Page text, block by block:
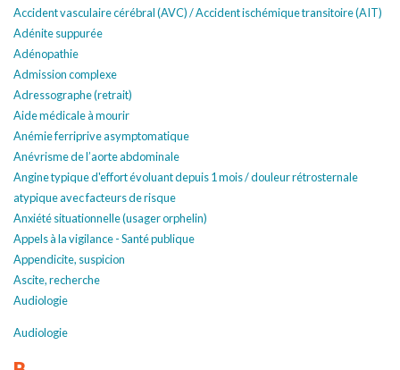
Accident vasculaire cérébral (AVC) / Accident ischémique transitoire (AIT)
Adénite suppurée
Adénopathie
Admission complexe
Adressographe (retrait)
Aide médicale à mourir
Anémie ferriprive asymptomatique
Anévrisme de l’aorte abdominale
Angine typique d'effort évoluant depuis 1 mois / douleur rétrosternale
atypique avec facteurs de risque
Anxiété situationnelle (usager orphelin)
Appels à la vigilance - Santé publique
Appendicite, suspicion
Ascite, recherche
Audiologie
Audiologie